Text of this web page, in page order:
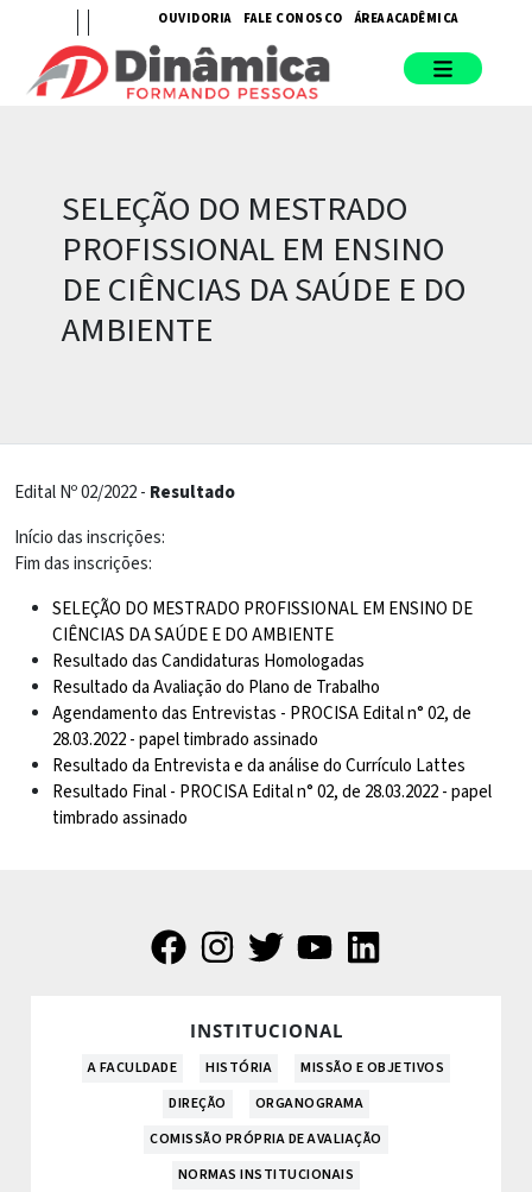
OUVIDORIA FALE CONOSCO ÁREA ACADÊMICA
SELEÇÃO DO MESTRADO
PROFISSIONAL EM ENSINO
DE CIÊNCIAS DA SAÚDE E DO
AMBIENTE
Edital Nº 02/2022 - Resultado
Início das inscrições:
Fim das inscrições:
SELEÇÃO DO MESTRADO PROFISSIONAL EM ENSINO DE
CIÊNCIAS DA SAÚDE E DO AMBIENTE
Resultado das Candidaturas Homologadas
Resultado da Avaliação do Plano de Trabalho
Agendamento das Entrevistas - PROCISA Edital n° 02, de
28.03.2022 - papel timbrado assinado
Resultado da Entrevista e da análise do Currículo Lattes
Resultado Final - PROCISA Edital n° 02, de 28.03.2022 - papel
timbrado assinado
INSTITUCIONAL
A FACULDADE HISTÓRIA
MISSÃO E OBJETIVOS
DIREÇÃO
ORGANOGRAMA
COMISSÃO PRÓPRIA DE AVALIAÇÃO
NORMAS INSTITUCIONAIS